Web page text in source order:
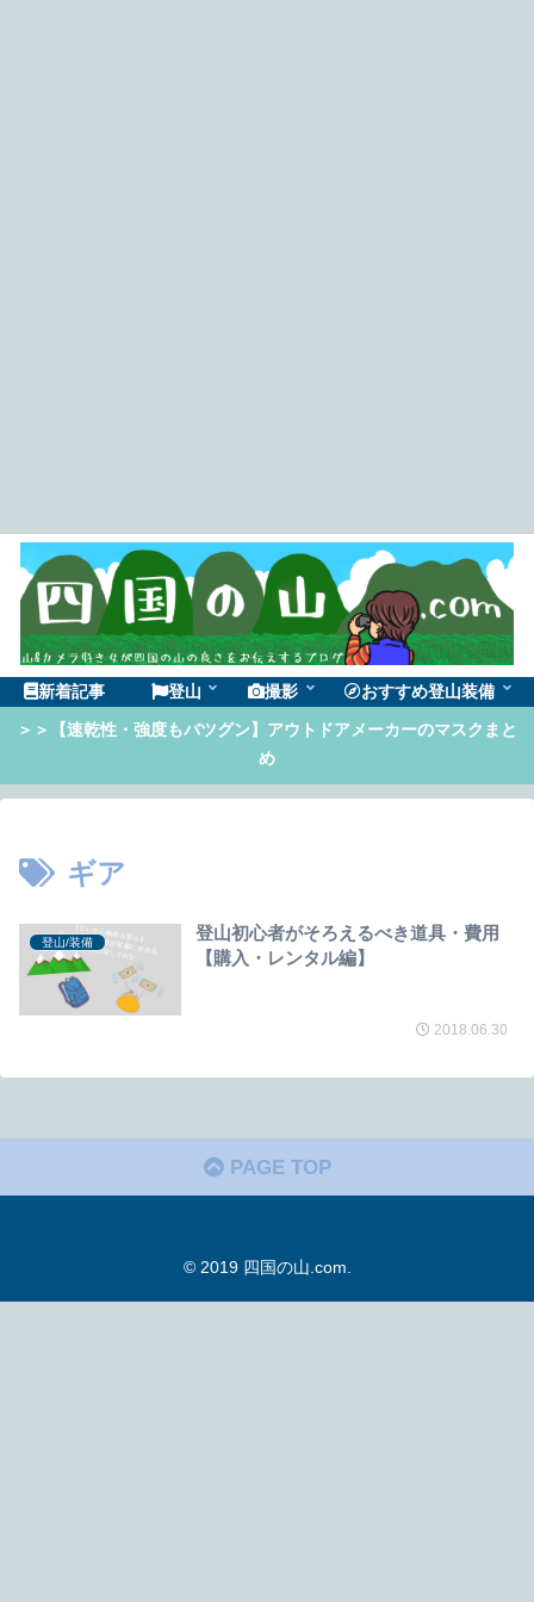
新着記事 登山 撮影 おすすめ登山装備
＞＞【速乾性・強度もバツグン】アウトドアメーカーのマスクまと
め
ギア
登山/装備
登山初心者がそろえるべき道具・費用
【購入・レンタル編】
2018.06.30
PAGE TOP
© 2019 四国の山.com.